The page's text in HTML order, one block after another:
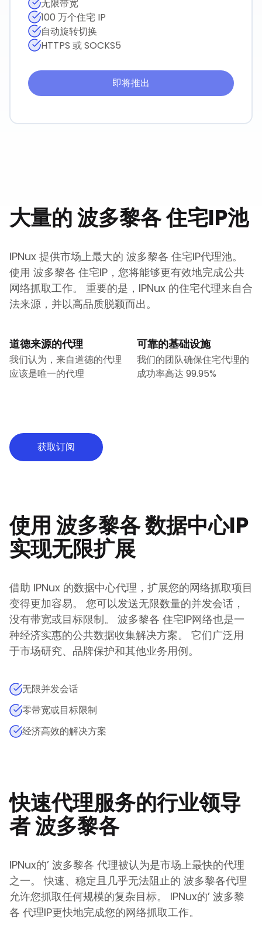
无限带宽
100 万个住宅 IP
自动旋转切换
HTTPS 或 SOCKS5
即将推出
大量的波多黎各住宅IP池
IPNux 提供市场上最大的 波多黎各 住宅IP代理池。
使用 波多黎各 住宅IP，您将能够更有效地完成公共
网络抓取工作。 重要的是，IPNux 的住宅代理来自合
法来源，并以高品质脱颖而出。
道德来源的代理
我们认为，来自道德的代理
应该是唯一的代理
可靠的基础设施
我们的团队确保住宅代理的
成功率高达 99.95%
获取订阅
使用波多黎各数据中心IP
实现无限扩展
借助 IPNux 的数据中心代理，扩展您的网络抓取项目
变得更加容易。 您可以发送无限数量的并发会话，
没有带宽或目标限制。
波多黎各 住宅IP网络也是一
种经济实惠的公共数据收集解决方案。 它们广泛用
于市场研究、品牌保护和其他业务用例。
无限并发会话
零带宽或目标限制
经济高效的解决方案
快速代理服务的行业领导
者波多黎各
IPNux的’ 波多黎各 代理被认为是市场上最快的代理
之一。 快速、稳定且几乎无法阻止的 波多黎各代理
允许您抓取任何规模的复杂目标。
IPNux的’ 波多黎
各 代理IP更快地完成您的网络抓取工作。